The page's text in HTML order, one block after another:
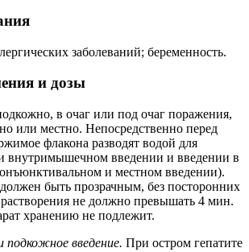
заболеваний; беременность.
и дозы
в очаг или под очаг поражения,
или местно. Непосредственно перед
флакона разводят водой для
внутримышечном введении и введении в
и местном введении).
быть прозрачным, без посторонних
не должно превышать 4 мин.
хранению не подлежит.
введение. При остром гепатите